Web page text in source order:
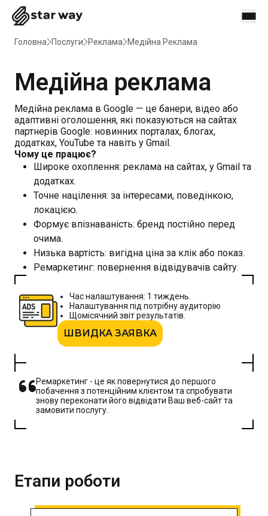
Головна Послуги Реклама Медійна Реклама
Медійна реклама
Медійна реклама в Google — це банери, відео або
адаптивні оголошення, які показуються на сайтах
партнерів Google: новинних порталах, блогах,
додатках, YouTube та навіть у Gmail.
Чому це працює?
Широке охоплення: реклама на сайтах, у Gmail та
додатках.
Точне націлення: за інтересами, поведінкою,
локацією.
Формує впізнаваність: бренд постійно перед
очима.
Низька вартість: вигідна ціна за клік або показ.
Ремаркетинг: повернення відвідувачів сайту.
Час налаштування: 1 тиждень.
Налаштування під потрібну аудиторію
Щомісячний звіт результатів.
ШВИДКА ЗАЯВКА
Ремаркетинг - це як повернутися до першого
побачення з потенційним клієнтом та спробувати
знову переконати його відвідати Ваш веб-сайт та
замовити послугу.
Етапи роботи